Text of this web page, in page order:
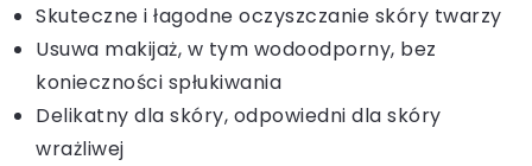
Skuteczne i łagodne oczyszczanie skóry twarzy
Usuwa makijaż, w tym wodoodporny, bez
konieczności spłukiwania
Delikatny dla skóry, odpowiedni dla skóry
wrażliwej